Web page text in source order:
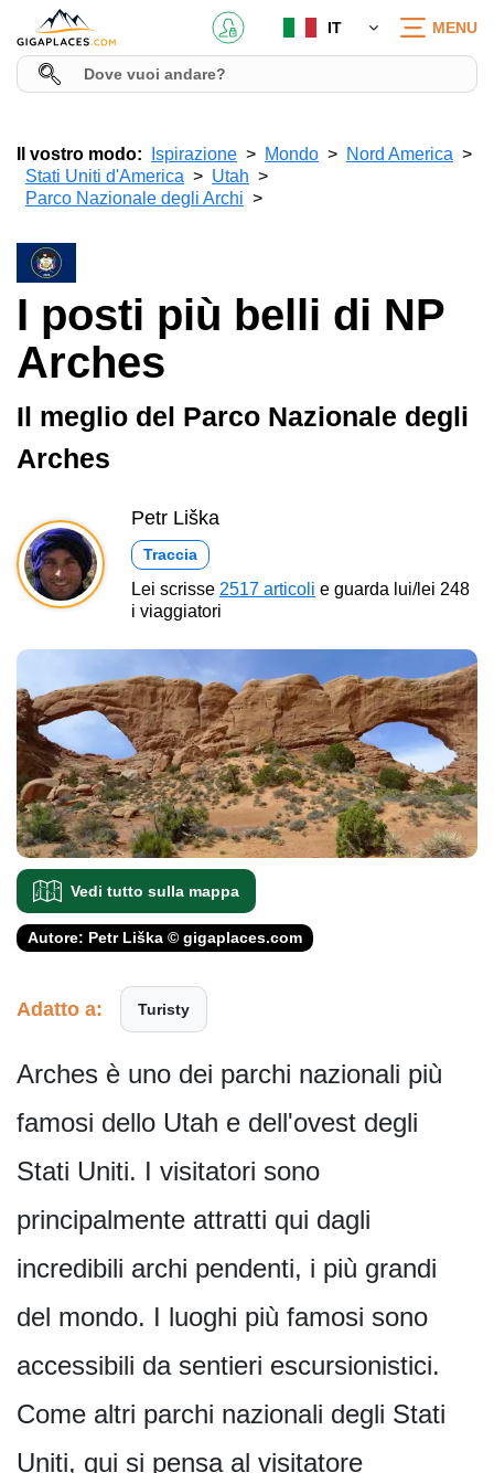
IT MENU
Il vostro modo: Ispirazione Mondo
Nord America
Stati Uniti d'America
Utah
Parco Nazionale degli Archi
I posti più belli di NP
Arches
Il meglio del Parco Nazionale degli
Arches
Petr Liška
Traccia
Lei scrisse 2517 articoli e guarda lui/lei 248
i viaggiatori
Vedi tutto sulla mappa
Autore: Petr Liška © gigaplaces.com
Adatto a: Turisty
Arches è uno dei parchi nazionali più
famosi dello Utah e dell'ovest degli
Stati Uniti. I visitatori sono
principalmente attratti qui dagli
incredibili archi pendenti, i più grandi
del mondo. I luoghi più famosi sono
accessibili da sentieri escursionistici.
Come altri parchi nazionali degli Stati
Uniti, qui si pensa al visitatore